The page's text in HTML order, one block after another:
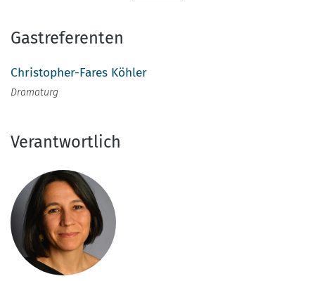
Gastreferenten
Christopher-Fares Köhler
Dramaturg
Verantwortlich